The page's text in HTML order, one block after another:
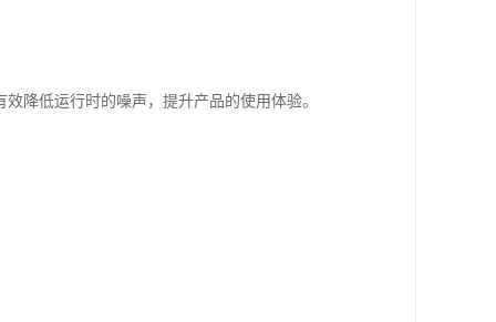
降低运行时的噪声，提升产品的使用体验。